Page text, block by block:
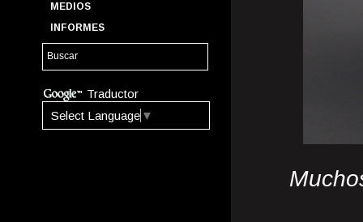
MEDIOS
INFORMES
Traductor
Select Language ▼